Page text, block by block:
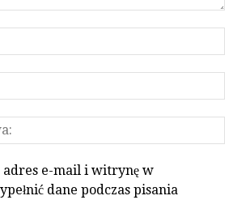
adres e-mail i witrynę w
dane podczas pisania